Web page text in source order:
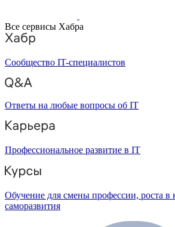
Все сервисы Хабра
Сообщество IT-специалистов
Ответы на любые вопросы об IT
Профессиональное развитие в IT
Обучение для смены профессии, роста в
саморазвития